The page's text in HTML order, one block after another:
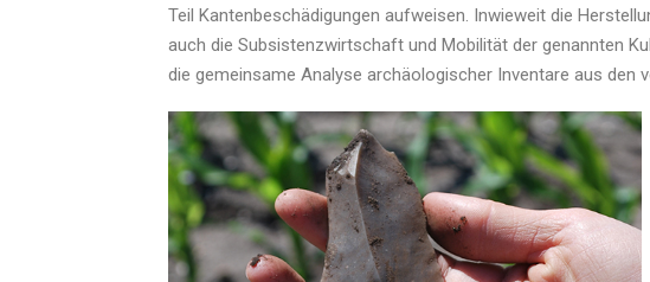
Teil Kantenbeschädigungen aufweisen. Inwieweit die
auch die Subsistenzwirtschaft und Mobilität der genannten
die gemeinsame Analyse archäologischer Inventare aus den